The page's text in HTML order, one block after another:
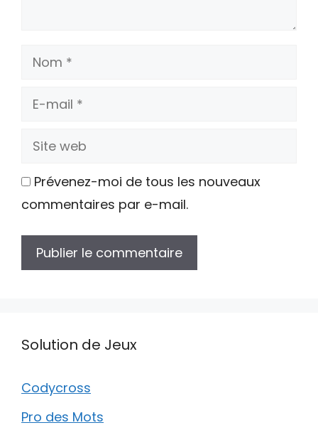
Nom
E-
Site
Prévenez-moi de tous les nouveaux
commentaires par e-mail.
Solution de Jeux
Codycross
Pro des Mots